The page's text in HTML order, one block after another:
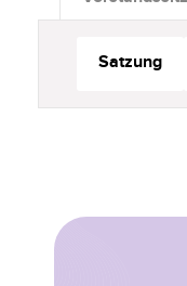
Satzung